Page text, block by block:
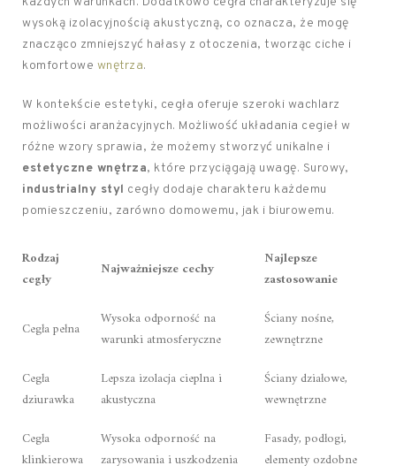
wysoką izolacyjnością akustyczną, co oznacza, że mogę
znacząco zmniejszyć hałasy z otoczenia, tworząc ciche i
komfortowe wnętrza.
W kontekście estetyki, cegła oferuje szeroki wachlarz
możliwości aranżacyjnych. Możliwość układania cegieł w
różne wzory sprawia, że możemy stworzyć unikalne i
estetyczne wnętrza, które przyciągają uwagę. Surowy,
industrialny styl cegły dodaje charakteru każdemu
pomieszczeniu, zarówno domowemu, jak i biurowemu.
Rodzaj
cegły
Najważniejsze cechy
Najlepsze
zastosowanie
Cegła pełna
Wysoka odporność na
warunki atmosferyczne
Ściany nośne,
zewnętrzne
Cegła
dziurawka
Lepsza izolacja cieplna i
akustyczna
Ściany działowe,
wewnętrzne
Cegła
klinkierowa
Wysoka odporność na
zarysowania i uszkodzenia
Fasady, podłogi,
elementy ozdobne